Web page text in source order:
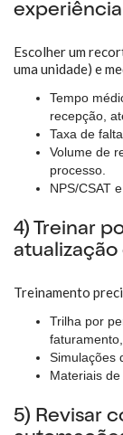
experiência
Escolher um
uma unidade) e
Tempo
recepção,
Taxa de
Volume de
processo.
NPS/CSAT
4) Treinar
Treinamento
Trilha por
Simulações
Materiais
5) Revisar